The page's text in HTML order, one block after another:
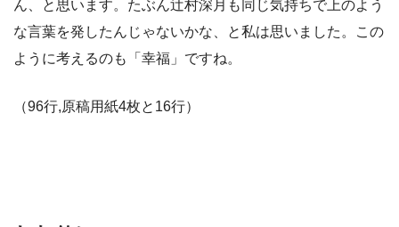
ん、と思います。たぶん辻村深月も同じ気持ちで上のよう
な言葉を発したんじゃないかな、と私は思いました。この
ように考えるのも「幸福」ですね。
（96行,原稿用紙4枚と16行）